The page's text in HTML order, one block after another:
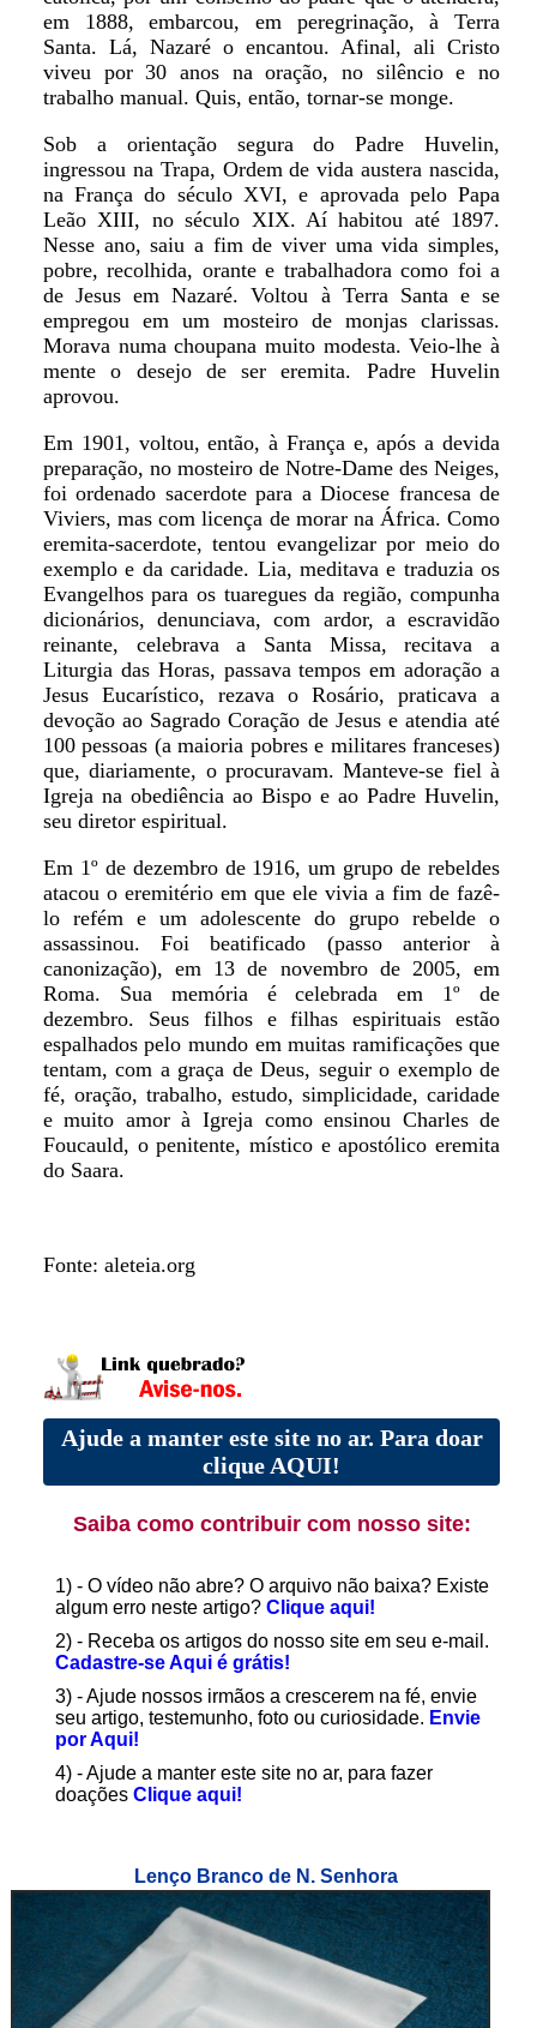
em 1888, embarcou, em peregrinação, à Terra
Santa. Lá, Nazaré o encantou. Afinal, ali Cristo
viveu por 30 anos na oração, no silêncio e no
trabalho manual. Quis, então, tornar-se monge.
Sob a orientação segura do Padre Huvelin,
ingressou na Trapa, Ordem de vida austera nascida,
na França do século XVI, e aprovada pelo Papa
Leão XIII, no século XIX. Aí habitou até 1897.
Nesse ano, saiu a fim de viver uma vida simples,
pobre, recolhida, orante e trabalhadora como foi a
de Jesus em Nazaré. Voltou à Terra Santa e se
empregou em um mosteiro de monjas clarissas.
Morava numa choupana muito modesta. Veio-lhe à
mente o desejo de ser eremita. Padre Huvelin
aprovou.
Em 1901, voltou, então, à França e, após a devida
preparação, no mosteiro de Notre-Dame des Neiges,
foi ordenado sacerdote para a Diocese francesa de
Viviers, mas com licença de morar na África. Como
eremita-sacerdote, tentou evangelizar por meio do
exemplo e da caridade. Lia, meditava e traduzia os
Evangelhos para os tuaregues da região, compunha
dicionários, denunciava, com ardor, a escravidão
reinante, celebrava a Santa Missa, recitava a
Liturgia das Horas, passava tempos em adoração a
Jesus Eucarístico, rezava o Rosário, praticava a
devoção ao Sagrado Coração de Jesus e atendia até
100 pessoas (a maioria pobres e militares franceses)
que, diariamente, o procuravam. Manteve-se fiel à
Igreja na obediência ao Bispo e ao Padre Huvelin,
seu diretor espiritual.
Em 1º de dezembro de 1916, um grupo de rebeldes
atacou o eremitério em que ele vivia a fim de fazê-
lo refém e um adolescente do grupo rebelde o
assassinou. Foi beatificado (passo anterior à
canonização), em 13 de novembro de 2005, em
Roma. Sua memória é celebrada em 1º de
dezembro. Seus filhos e filhas espirituais estão
espalhados pelo mundo em muitas ramificações que
tentam, com a graça de Deus, seguir o exemplo de
fé, oração, trabalho, estudo, simplicidade, caridade
e muito amor à Igreja como ensinou Charles de
Foucauld, o penitente, místico e apostólico eremita
do Saara.
Fonte: aleteia.org
Ajude a manter este site no ar. Para doar
clique AQUI!
Saiba como contribuir com nosso site:
1) - O vídeo não abre? O arquivo não baixa? Existe
algum erro neste artigo? Clique aqui!
2) - Receba os artigos do nosso site em seu e-mail.
Cadastre-se Aqui é grátis!
3) - Ajude nossos irmãos a crescerem na fé, envie
seu artigo, testemunho, foto ou curiosidade. Envie
por Aqui!
4) - Ajude a manter este site no ar, para fazer
doações Clique aqui!
Lenço Branco de N. Senhora